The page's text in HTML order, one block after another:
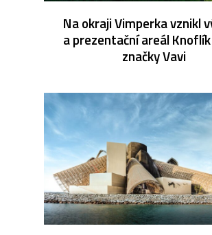
Na okraji Vimperka vznikl
a prezentační areál
značky Vavi